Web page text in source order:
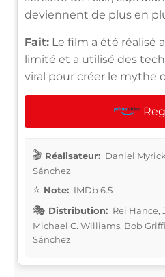
deviennent de plus en
Fait: Le film a été réalisé
limité et a utilisé des
viral pour créer le mythe
Réalisateur: Daniel
Sánchez
Note: IMDb 6.5
Distribution: Rei Hance,
Michael C. Williams, Bob
Sánchez